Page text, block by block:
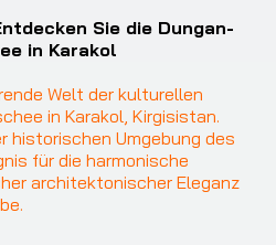
Sie die Dungan-
in Karakol
Welt der kulturellen
in Karakol, Kirgisistan.
historischen Umgebung des
für die harmonische
architektonischer Eleganz